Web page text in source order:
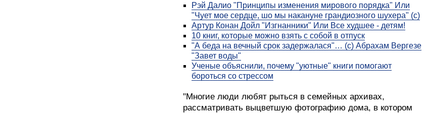
Рэй Далио "Принципы изменения мирового порядка" Или
"Чует мое сердце, шо мы накануне грандиозного шухера" (с)
Артур Конан Дойл "Изгнанники" Или Все худшее - детям!
10 книг, которые можно взять с собой в отпуск
"А беда на вечный срок задержалася"… (с) Абрахам Вергезе
"Завет воды"
Ученые объяснили, почему "уютные" книги помогают
бороться со стрессом
"Многие люди любят рыться в семейных архивах,
рассматривать выцветшую фотографию дома, в котором